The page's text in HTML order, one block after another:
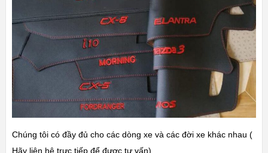
Chúng tôi có đầy đủ cho các dòng xe và các đời xe khác nhau (
Hãy liên hệ trực tiếp để được tư vấn)